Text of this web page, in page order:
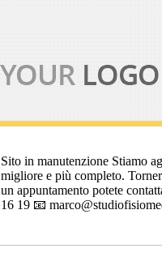
Sito in manutenzione Stiamo
migliore e più completo.
un appuntamento potete
16 19 📧